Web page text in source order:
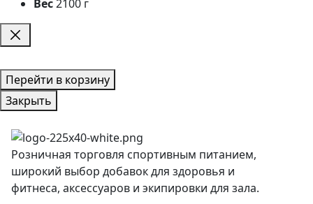
Вес2100 г
Перейти в корзину
Закрыть
Розничная торговля спортивным питанием,
широкий выбор добавок для здоровья и
фитнеса, аксессуаров и экипировки для зала.